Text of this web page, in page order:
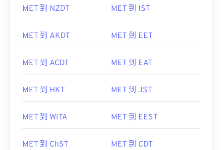
MET 到 NZDT MET 到 IST
MET 到 AKDT MET 到 EET
MET 到 ACDT MET 到 EAT
MET 到 HKT MET 到 JST
MET 到 WITA MET 到 EEST
MET 到 ChST MET 到 CDT